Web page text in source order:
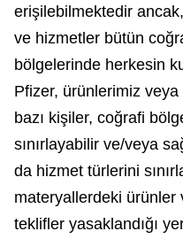
erişilebilmektedir
ve hizmetler bütün
bölgelerinde herkesin
Pfizer, ürünlerimiz veya
bazı kişiler, coğrafi
sınırlayabilir ve/veya
da hizmet türlerini
materyallerdeki ürünler
teklifler yasaklandığı